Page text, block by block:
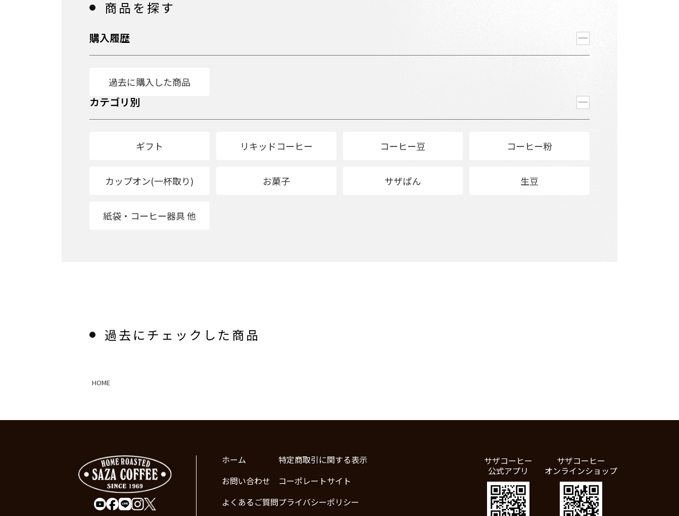
商品を探す
購入履歴
過去に購入した商品
カテゴリ別
ギフト リキッドコーヒー コーヒー豆 コーヒー粉
カップオン(一杯取り) お菓子 サザぱん 生豆
紙袋・コーヒー器具 他
過去にチェックした商品
HOME
ホーム
お問い合わせ
よくあるご質問
特定商取引に関する表示
コーポレートサイト
プライバシーポリシー
サザコーヒー
公式アプリ
サザコーヒー
オンラインショップ